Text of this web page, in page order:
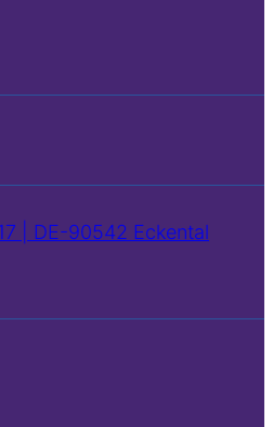
| DE-90542 Eckental